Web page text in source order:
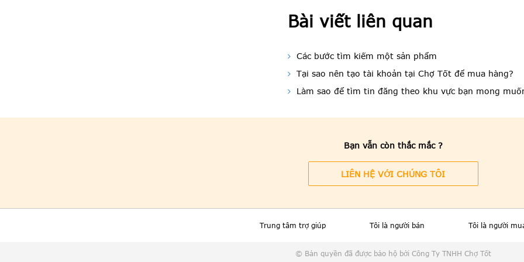
Bài viết liên quan
Các bước tìm kiếm một sản phẩm
Tại sao nên tạo tài khoản tại Chợ Tốt để mua hàng?
Làm sao để tìm tin đăng theo khu vực bạn mong
Bạn vẫn còn thắc mắc ?
LIÊN HỆ VỚI CHÚNG TÔI
Trung tâm trợ giúp Tôi là người bán Tôi là người
© Bản quyền đã được bảo hộ bởi Công Ty TNHH Chợ Tốt